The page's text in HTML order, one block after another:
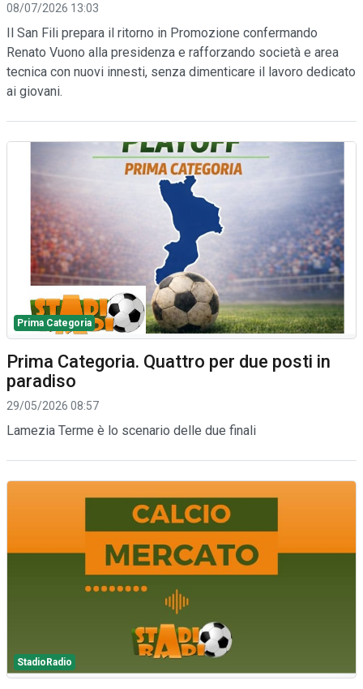
08/07/2026 13:03
Il San Fili prepara il ritorno in Promozione confermando
Renato Vuono alla presidenza e rafforzando società e area
tecnica con nuovi innesti, senza dimenticare il lavoro dedicato
ai giovani.
Prima Categoria
Prima Categoria. Quattro per due posti in
paradiso
29/05/2026 08:57
Lamezia Terme è lo scenario delle due finali
StadioRadio